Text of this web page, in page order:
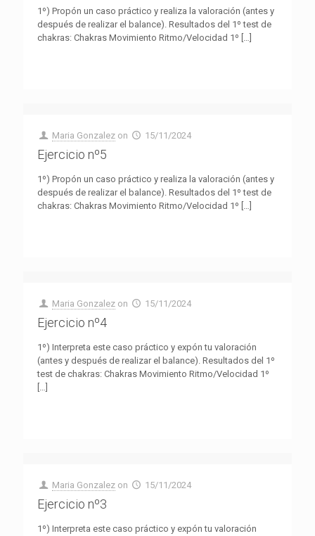
1º) Propón un caso práctico y realiza la valoración (antes y
después de realizar el balance). Resultados del 1º test de
chakras: Chakras Movimiento Ritmo/Velocidad 1º […]
Maria Gonzalez on 15/11/2024
Ejercicio nº5
1º) Propón un caso práctico y realiza la valoración (antes y
después de realizar el balance). Resultados del 1º test de
chakras: Chakras Movimiento Ritmo/Velocidad 1º […]
Maria Gonzalez on 15/11/2024
Ejercicio nº4
1º) Interpreta este caso práctico y expón tu valoración
(antes y después de realizar el balance). Resultados del 1º
test de chakras: Chakras Movimiento Ritmo/Velocidad 1º
[…]
Maria Gonzalez on 15/11/2024
Ejercicio nº3
1º) Interpreta este caso práctico y expón tu valoración